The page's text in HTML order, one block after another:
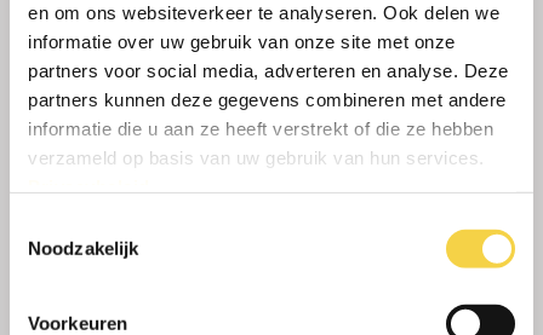
en om ons websiteverkeer te analyseren. Ook delen we
informatie over uw gebruik van onze site met onze
partners voor social media, adverteren en analyse. Deze
partners kunnen deze gegevens combineren met andere
informatie die u aan ze heeft verstrekt of die ze hebben
verzameld op basis van uw gebruik van hun services.
Noodzakelijk
Voorkeuren